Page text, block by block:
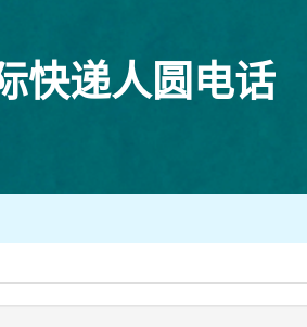
快递人圆电话